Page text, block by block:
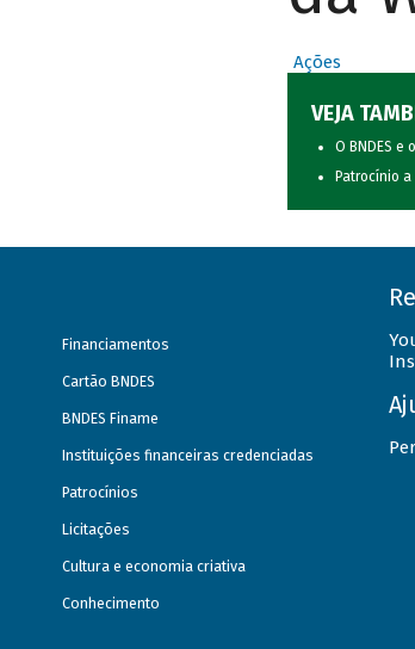
Ações
VEJA
O BNDES e
Patrocínio
Financiamentos
Cartão BNDES
BNDES Finame
Instituições financeiras credenciadas
Patrocínios
Licitações
Cultura e economia criativa
Conhecimento